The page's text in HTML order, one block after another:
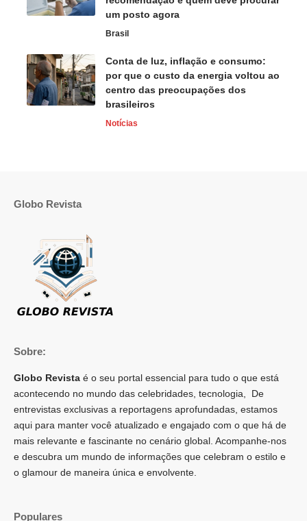
um posto agora
Brasil
Conta de luz, inflação e consumo:
por que o custo da energia voltou ao
centro das preocupações dos
brasileiros
Notícias
Globo Revista
Sobre:
Globo Revista é o seu portal essencial para tudo o que está
acontecendo no mundo das celebridades, tecnologia, De
entrevistas exclusivas a reportagens aprofundadas, estamos
aqui para manter você atualizado e engajado com o que há de
mais relevante e fascinante no cenário global. Acompanhe-nos
e descubra um mundo de informações que celebram o estilo e
o glamour de maneira única e envolvente.
Populares